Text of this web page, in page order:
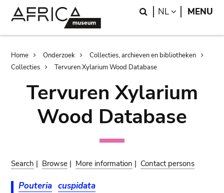
Search
NL LANGUAGE
MENU
Breadcrumb
Home Onderzoek
Collecties, archieven en bibliotheken
Collecties
Tervuren Xylarium Wood Database
Tervuren Xylarium
Wood Database
Search | Browse | More information | Contact persons
Pouteria cuspidata